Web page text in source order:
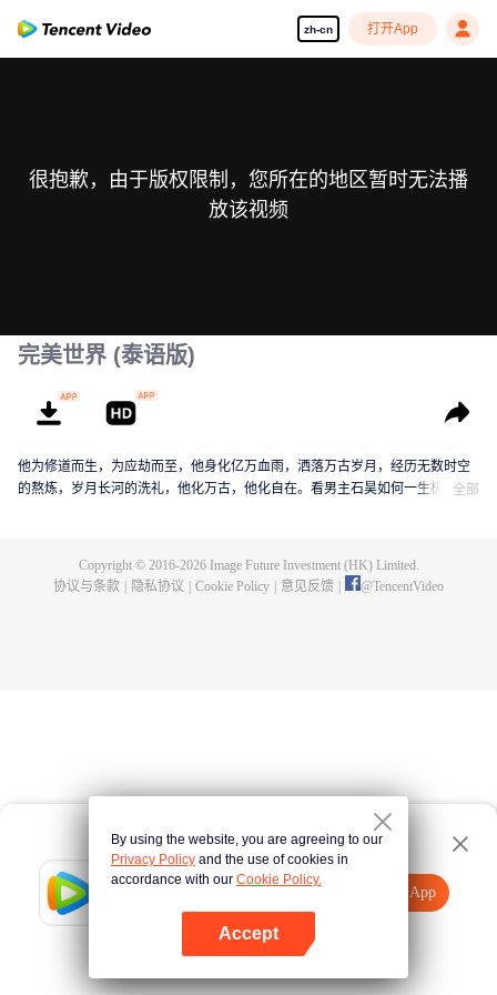
zh-cn 打开App
Tencent Video
打开App
点击此处
很抱歉，由于版权限制，您所在的地区暂时无法播
放该视频
完美世界 (泰语版)
他为修道而生，为应劫而至，他身化亿万血雨，洒落万古岁月，经历无数时空
的熬炼，岁月长河的洗礼，他化万古，他化自在。看男主石昊如何一生极致辉
全部
Copyright © 2016-2026Image Future Investment (HK) Limited.
协议与条款
隐私协议 Cookie Policy 意见反馈 @TencentVideo
By using the website, you are agreeing to our
Privacy Policy and the use of cookies in
accordance with our Cookie Policy.
Accept